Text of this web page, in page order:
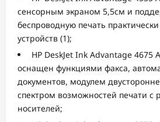
сенсорным экраном 5,5см и
беспроводную печать
устройств (1);
HP DeskJet Ink Advantage 4675
оснащен функциями факса,
документов, модулем
спектром возможностей печати с
носителей;